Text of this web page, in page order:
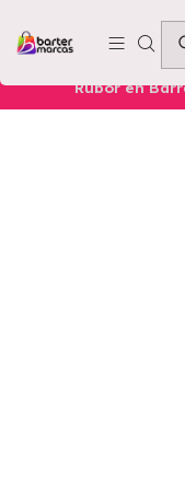
Emprende
Rubor en